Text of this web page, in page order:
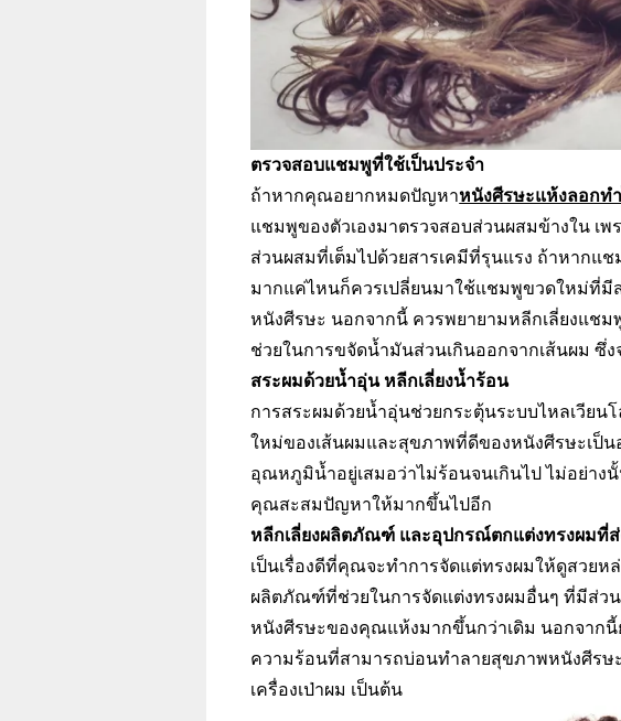
ตรวจสอบแชมพูที่ใช้เป็นประจำ
ถ้าหากคุณอยากหมดปัญหาหนังศีรษะแห้งลอกทํ
แชมพูของตัวเองมาตรวจสอบส่วนผสมข้างใน เ
ส่วนผสมที่เต็มไปด้วยสารเคมีที่รุนแรง ถ้าหาก
มากแค่ไหนก็ควรเปลี่ยนมาใช้แชมพูขวดใหม่ที่
หนังศีรษะ นอกจากนี้ ควรพยายามหลีกเลี่ยงแช
ช่วยในการขจัดน้ำมันส่วนเกินออกจากเส้นผม
สระผมด้วยน้ำอุ่น หลีกเลี่ยงน้ำร้อน
การสระผมด้วยน้ำอุ่นช่วยกระตุ้นระบบไหลเวียน
ใหม่ของเส้นผมและสุขภาพที่ดีของหนังศีรษะเป็น
อุณหภูมิน้ำอยู่เสมอว่าไม่ร้อนจนเกินไป ไม่อย่า
คุณสะสมปัญหาให้มากขึ้นไปอีก
หลีกเลี่ยงผลิตภัณฑ์ และอุปกรณ์ตกแต่งทรงผมที่ส่
เป็นเรื่องดีที่คุณจะทำการจัดแต่ทรงผมให้ดูสวยห
ผลิตภัณฑ์ที่ช่วยในการจัดแต่งทรงผมอื่นๆ ที่มีส่ว
หนังศีรษะของคุณแห้งมากขึ้นกว่าเดิม นอกจากนี้
ความร้อนที่สามารถบ่อนทำลายสุขภาพหนังศีรษ
เครื่องเป่าผม เป็นต้น